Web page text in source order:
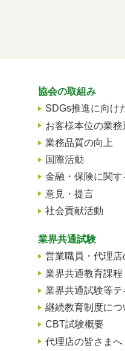
協会の取組み
SDGs推進に向け
お客様本位の業務
業務品質の向上
国際活動
金融・保険に関す
意見・提言
社会貢献活動
業界共通試験
営業職員・代理
業界共通教育課程
業界共通試験等テ
継続教育制度につ
CBT試験概要
代理店の皆さまへ